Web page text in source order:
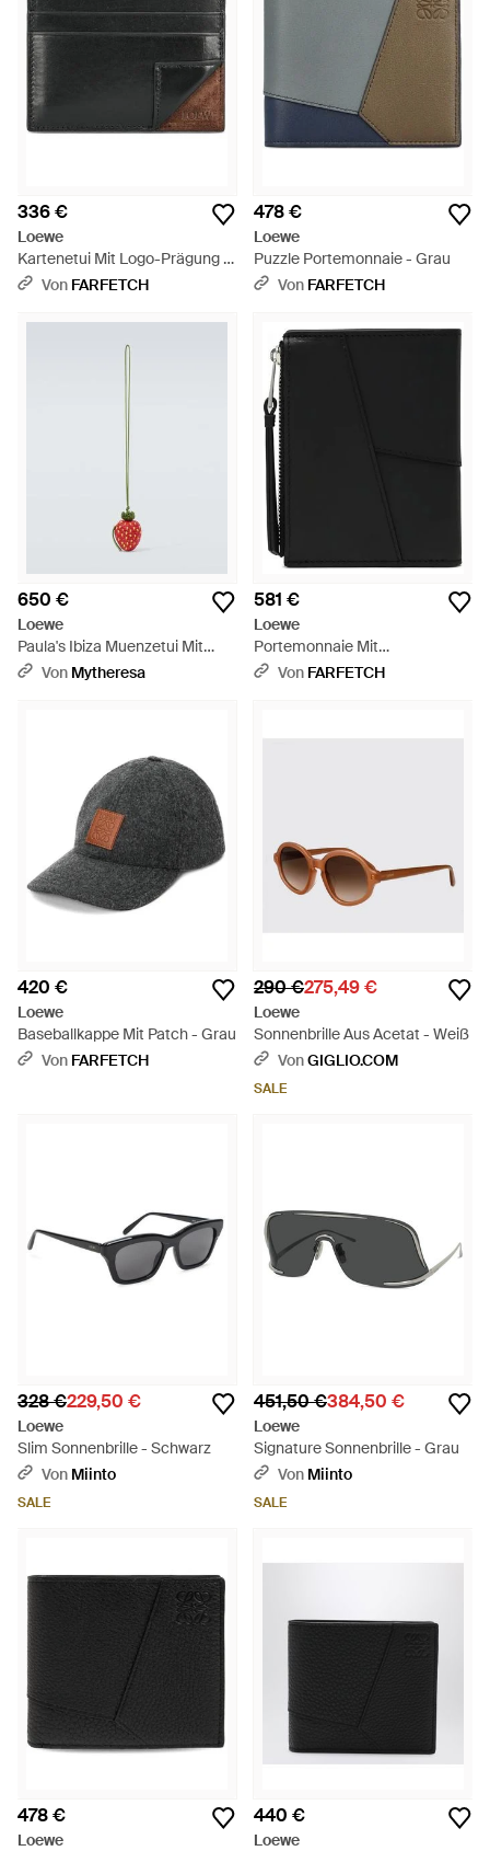
336 €
Loewe
Kartenetui Mit Logo-Prägung -
Schwarz
Von FARFETCH
478 €
Loewe
Puzzle Portemonnaie - Grau
Von FARFETCH
650 €
Loewe
Paula's Ibiza Muenzetui Mit
Riemen Strawberry - Weiß
Von Mytheresa
581 €
Loewe
Portemonnaie Mit
Reißverschluss - Schwarz
Von FARFETCH
420 €
Loewe
Baseballkappe Mit Patch - Grau
Von FARFETCH
290 €275,49 €
Loewe
Sonnenbrille Aus Acetat - Weiß
VonGIGLIO.COM
SALE
328 €229,50 €
Loewe
Slim Sonnenbrille - Schwarz
Von Miinto
SALE
451,50 €384,50 €
Loewe
Signature Sonnenbrille - Grau
Von Miinto
SALE
478 €
Loewe
440 €
Loewe